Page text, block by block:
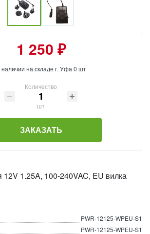
1 250 ₽
наличии на складе г. Уфа 0 шт
Количество
шт
ЗАКАЗАТЬ
12V 1.25A, 100-240VAC, EU вилка
PWR-12125-WPEU-S1
PWR-12125-WPEU-S1